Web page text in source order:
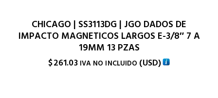
CHICAGO | SS3113DG | JGO DADOS DE
IMPACTO MAGNETICOS LARGOS E-3/8″ 7 A
19MM 13 PZAS
$261.03 IVA NO INCLUIDO (USD)